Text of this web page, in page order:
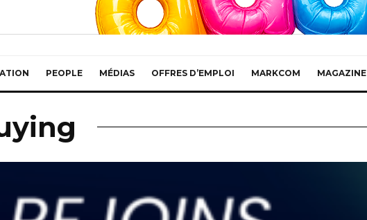
PEOPLE MÉDIAS OFFRES D’EMPLOI MARKCOM MAGAZINE